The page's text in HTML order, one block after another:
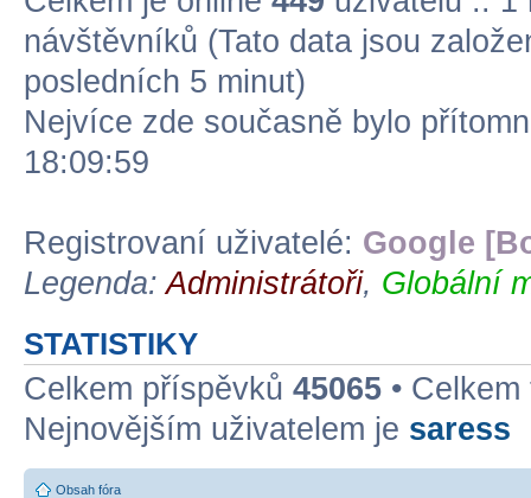
návštěvníků (Tato data jsou
posledních 5 minut)
Nejvíce zde současně bylo
18:09:59
Registrovaní uživatelé: Google
Legenda:Administrátoři, Globální
STATISTIKY
Celkem příspěvků 45065 •
Nejnovějším uživatelem je saress
Obsah fóra